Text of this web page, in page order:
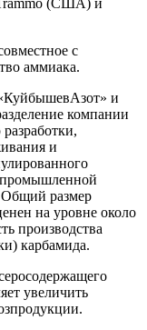
с
аммиака.
и
компании
и
промышленной
размер
на уровне около
производства
карбамида.
увеличить